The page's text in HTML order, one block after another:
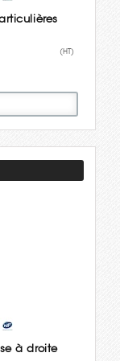
(HT)
à droite